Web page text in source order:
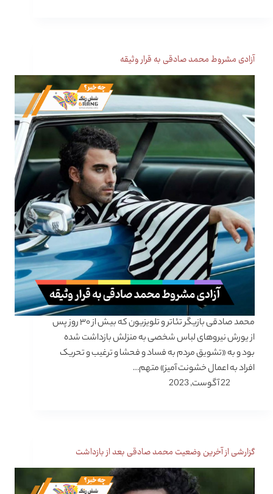
آزادی مشروط محمد صادقی به قرار وثیقه
محمد صادقی بازیگر تئاتر و تلویزیون که بیش از ۳۰ روز پس
از یورش نیروهای لباس شخصی به منزلش بازداشت شده
بود و به «تشویق مردم به فساد و فحشا و ترغیب و تحریک
افراد به اعمال خشونت آمیز» متهم…
22 آگوست, 2023
گزارشی از آخرین وضعیت محمد صادقی بعد از بازداشت